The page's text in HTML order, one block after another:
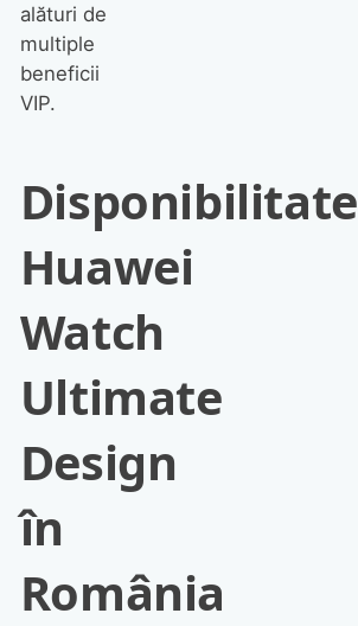
alături de
multiple
beneficii
VIP.
Disponibilitate
Huawei
Watch
Ultimate
Design
în
România